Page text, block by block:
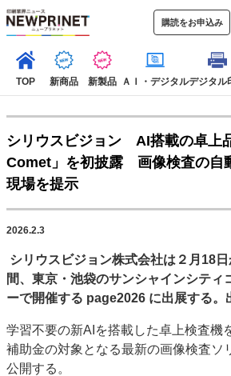
購読をお申込み
TOP 新商品 新製品 ＡＩ・デジタルデジタル
インデックス
TOP
新着記事
インタビュー
カテゴリー一覧
新製品 ＡＩ・デジタル
SDGs・地域
ポストプレス ビジネス イベ
市場・統計
人事・移転・異動・訃報
特集記事カテゴリー一覧
特集・デジタル印刷 アイデアで勝負！ ～多様なビ
シリウスビジョン AI搭載の卓上
Comet」を初披露 画像検査の自
現場を提示
2026.2.3
シリウスビジョン株式会社は２月18
間、東京・池袋のサンシャインシティ
ーで開催する page2026 に出展する。
学習不要の新AIを搭載した卓上検査機
補助金の対象となる最新の画像検査ソ
公開する。